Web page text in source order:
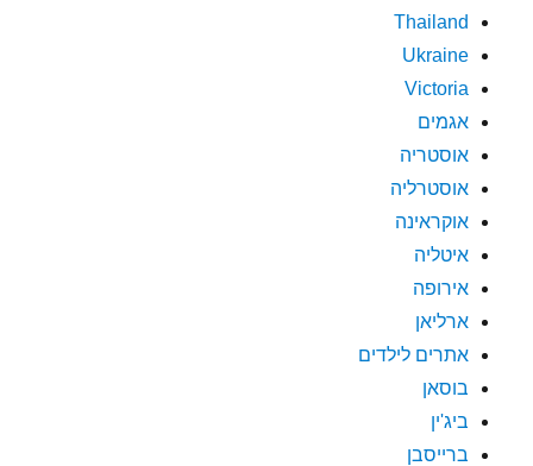
Thailand
Ukraine
Victoria
אגמים
אוסטריה
אוסטרליה
אוקראינה
איטליה
אירופה
ארליאן
אתרים לילדים
בוסאן
ביג'ין
ברייסבן